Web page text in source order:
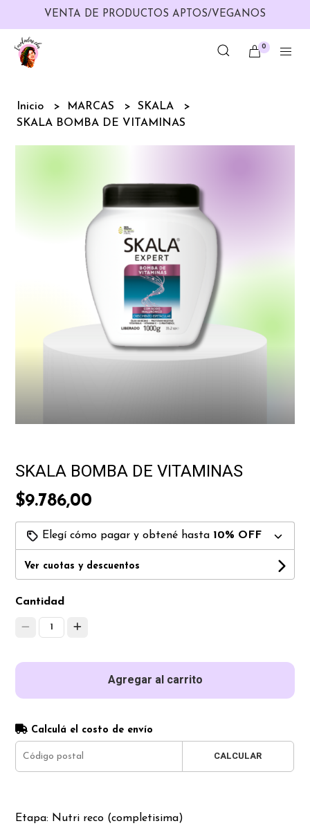
VENTA DE PRODUCTOS APTOS/VEGANOS
0
Inicio MARCAS
SKALA
SKALA BOMBA DE VITAMINAS
SKALA BOMBA DE VITAMINAS
$9.786,00
Elegí cómo pagar y obtené hasta 10% OFF
Ver cuotas y descuentos
Cantidad
1
Agregar al carrito
Calculá el costo de envío
CALCULAR
Etapa: Nutri reco (completisima)